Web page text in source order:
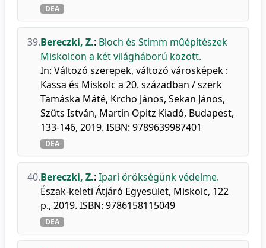
DEA
39.Bereczki, Z.: Bloch és Stimm műépítészek
Miskolcon a két világháború között.
In: Változó szerepek, változó városképek :
Kassa és Miskolc a 20. században / szerk
Tamáska Máté, Krcho János, Sekan János,
Szűts István, Martin Opitz Kiadó, Budapest,
133-146, 2019. ISBN: 9789639987401
DEA
40.Bereczki, Z.: Ipari örökségünk védelme.
Észak-keleti Átjáró Egyesület, Miskolc, 122
p., 2019. ISBN: 9786158115049
DEA